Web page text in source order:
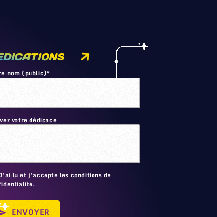
nom (public)*
votre dédicace
lu et j’accepte les conditions de
ENVOYER